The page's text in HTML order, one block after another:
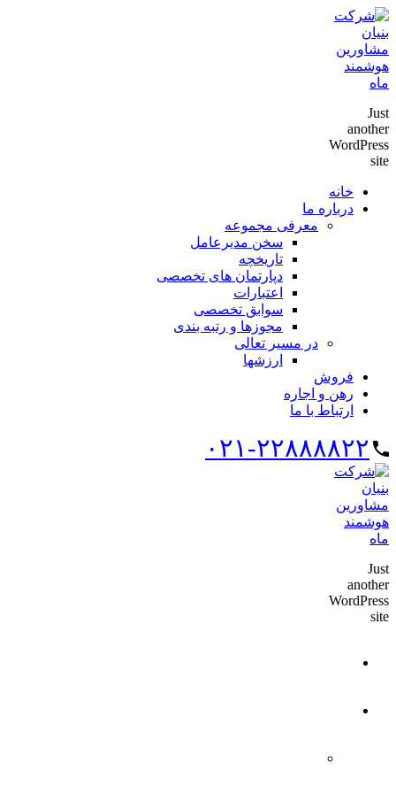
Just
another
WordPress
site
خانه
درباره ما
معرفی مجموعه
سخن مدیرعامل
تاریخچه
دپارتمان های تخصصی
اعتبارات
سوابق تخصصی
مجوزها و رتبه بندی
در مسیر تعالی
ارزشها
فروش
رهن و اجاره
ارتباط با ما
۰۲۱-۲۲۸۸۸۸۲۲
Just
another
WordPress
site